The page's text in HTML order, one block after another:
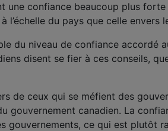
une confiance beaucoup plus
du pays que celle envers
du niveau de confiance accordé
disent se fier à ces conseils,
de ceux qui se méfient des
canadien. La
gouvernements, ce qui est plutôt